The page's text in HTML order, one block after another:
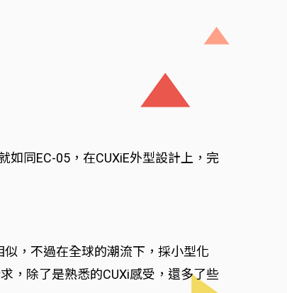
如同EC-05，在CUXiE外型設計上，完
，不過在全球的潮流下，採小型化
，除了是熟悉的CUXi感受，還多了些